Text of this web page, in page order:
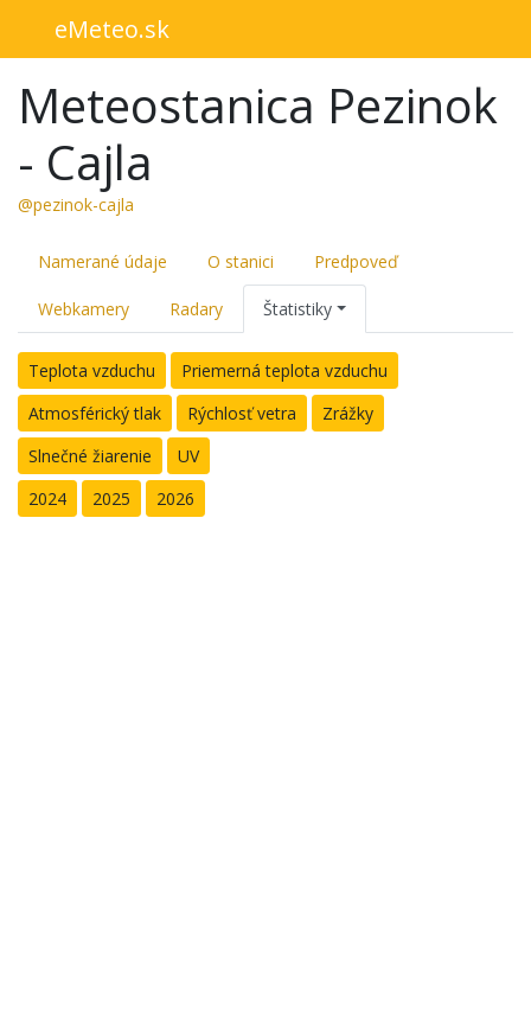
eMeteo.sk
Meteostanica Pezinok
- Cajla
@pezinok-cajla
Namerané údaje O stanici Predpoveď
Webkamery Radary Štatistiky
Teplota vzduchu
Priemerná teplota vzduchu
Atmosférický tlak
Rýchlosť vetra
Zrážky
Slnečné žiarenie
UV
2024
2025 2026